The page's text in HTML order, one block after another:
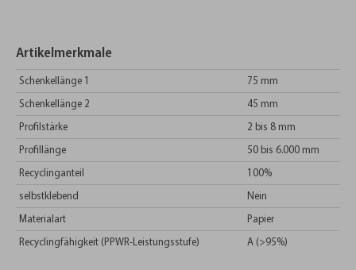
Artikelmerkmale
Schenkellänge 1 75 mm
Schenkellänge 2 45 mm
Profilstärke 2 bis 8 mm
Profillänge 50 bis 6.000 mm
Recyclinganteil 100%
selbstklebend Nein
Materialart Papier
Recyclingfähigkeit (PPWR-Leistungsstufe) A (>95%)